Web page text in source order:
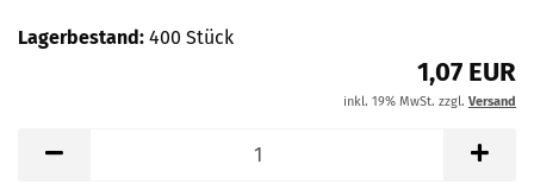
Lagerbestand: 400 Stück
1,07 EUR
inkl. 19% MwSt. zzgl. Versand